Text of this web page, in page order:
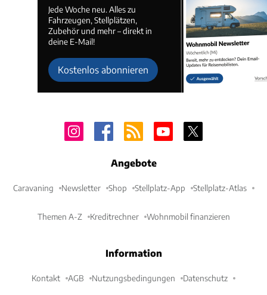
Jede Woche neu. Alles zu
Fahrzeugen, Stellplätzen,
Zubehör und mehr – direkt in
deine E-Mail!
Kostenlos abonnieren
Angebote
Caravaning Newsletter Shop Stellplatz-App Stellplatz-Atlas
Themen A-Z Kreditrechner Wohnmobil finanzieren
Information
Kontakt AGB Nutzungsbedingungen Datenschutz